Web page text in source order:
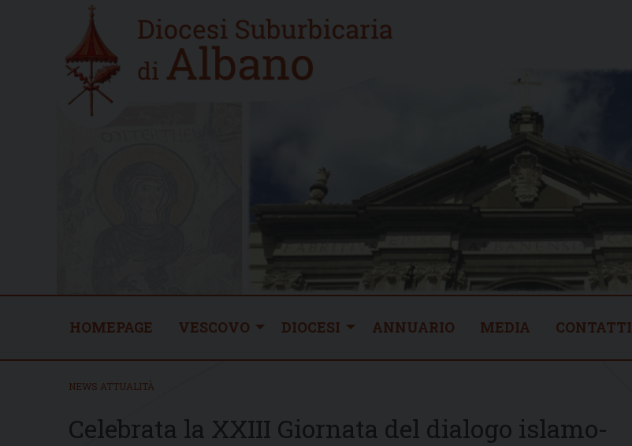
Home
new
HOMEPAGE VESCOVO DIOCESI ANNUARIO MEDIA CONTATTI
NEWS ATTUALITÀ
Celebrata la XXIII Giornata del dialogo islamo-